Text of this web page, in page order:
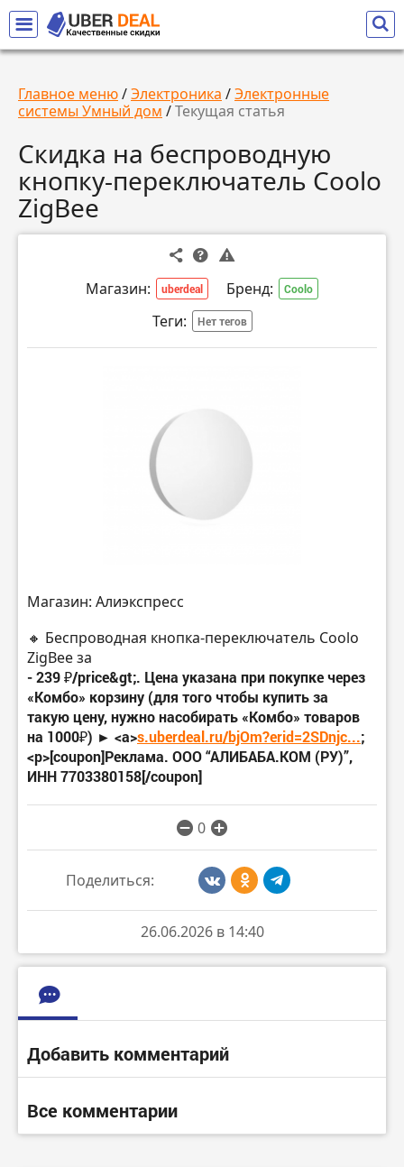
Главное меню/Электроника /Электронные
системы Умный дом /Текущая статья
Скидка на беспроводную
кнопку-переключатель Coolo
ZigBee
Магазин: uberdeal Бренд: Coolo
Теги: Нет тегов
Магазин: Алиэкспресс
🔸 Беспроводная кнопка-переключатель Coolo
ZigBee за
- 239 ₽/price&gt;. Цена указана при покупке через
«Комбо» корзину (для того чтобы купить за
такую цену, нужно насобирать «Комбо» товаров
на 1000₽) ► <a>s.uberdeal.ru/bjOm?erid=2SDnjc...;
<p>[coupon]Реклама. ООО “АЛИБАБА.КОМ (РУ)”,
ИНН 7703380158[/coupon]
0
Поделиться:
26.06.2026 в 14:40
Добавить комментарий
Все комментарии